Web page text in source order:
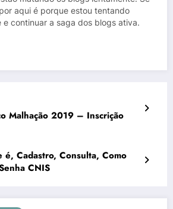
aqui é porque estou tentando
e continuar a saga dos blogs ativa.
Malhação 2019 – Inscrição
Cadastro, Consulta, Como
CNIS